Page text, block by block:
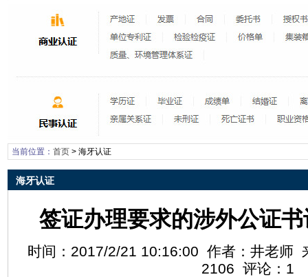
当前位置： 首页> 海牙认证
海牙认证
签证办理要求的涉外公证
时间：2017/2/21 10:16:00 作者：井老师
2106 评论：1